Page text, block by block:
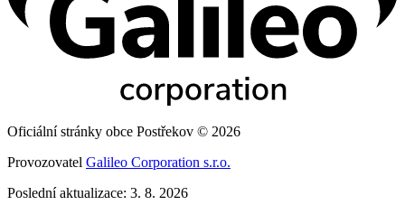
Oficiální stránky obce Postřekov © 2026
Provozovatel Galileo Corporation s.r.o.
Poslední aktualizace: 3. 8. 2026